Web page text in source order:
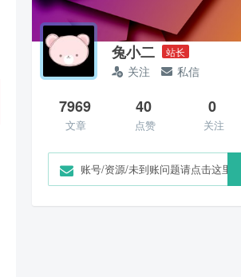
兔小二 站长
关注 私信
7969
文章
40
点赞
0
关注
账号/资源/未到账问题请点击这里